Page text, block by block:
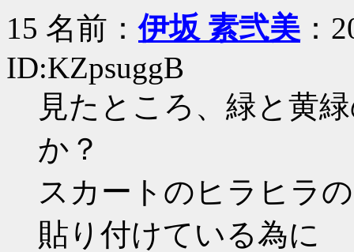
15 名前：伊坂 素弐美 ：
ID:KZpsuggB
見たところ、緑と黄
か？
スカートのヒラヒラ
貼り付けている為に